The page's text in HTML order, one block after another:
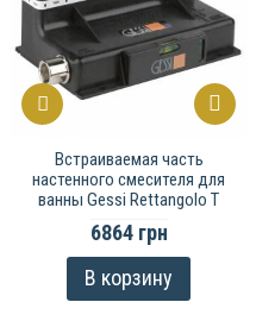
Встраиваемая часть
настенного смесителя для
ванны Gessi Rettangolo T
6864 грн
В корзину